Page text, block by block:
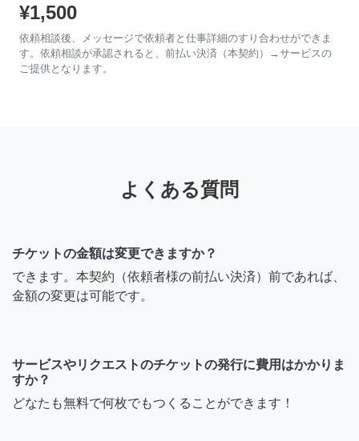
¥1,500
依頼相談後、メッセージで依頼者と仕事詳細のすり合わせができま
す。依頼相談が承認されると、前払い決済（本契約）→サービスの
ご提供となります。
よくある質問
チケットの金額は変更できますか？
できます。本契約（依頼者様の前払い決済）前であれば、
金額の変更は可能です。
サービスやリクエストのチケットの発行に費用はかかりま
すか？
どなたも無料で何枚でもつくることができます！